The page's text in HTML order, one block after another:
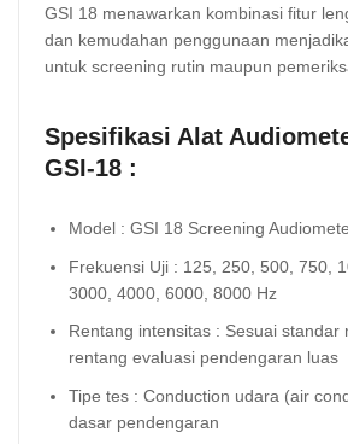
GSI 18 menawarkan kombinasi fitur
dan kemudahan penggunaan
untuk screening rutin maupun
Spesifikasi Alat
GSI-18 :
Model : GSI 18 Screening
Frekuensi Uji : 125, 250, 500, 750,
3000, 4000, 6000, 8000 Hz
Rentang intensitas : Sesuai standar
rentang evaluasi pendengaran luas
Tipe tes : Conduction udara (air
dasar pendengaran